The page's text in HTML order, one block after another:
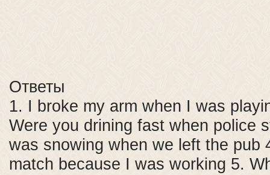
Ответы
1. I broke my arm when I was
Were you drining fast when police
was snowing when we left the pub
match because I was working 5.